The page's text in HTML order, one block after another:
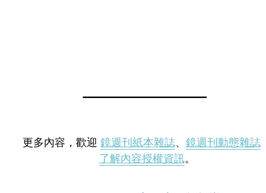
更多內容，歡迎 鏡週刊紙本雜誌、 鏡週刊動態雜誌
了解內容授權資訊。